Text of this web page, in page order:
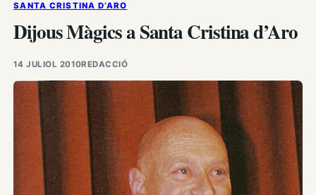
SANTA CRISTINA D’ARO
Dijous Màgics a Santa Cristina d’Aro
14 JULIOL 2010REDACCIÓ